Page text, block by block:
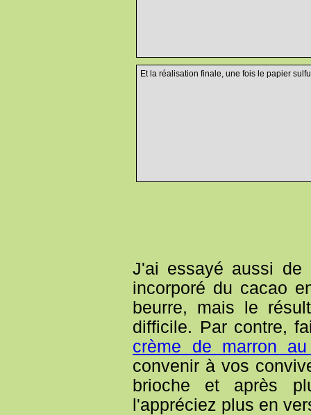
Et la réalisation finale, une fois le papier
J'ai essayé aussi de
incorporé du cacao
beurre, mais le
difficile. Par contre,
crème de marron
convenir à vos
brioche et après
l'appréciez plus en